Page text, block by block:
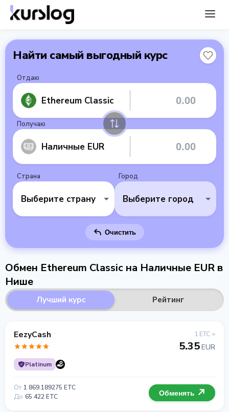
Найти самый выгодный курс
Отдаю
Ethereum Classic
Получаю
Наличные EUR
Страна
Выберите страну
Город
Выберите город
Очистить
Обмен Ethereum Classic на Наличные EUR в
Нише
Лучший курс Рейтинг
EezyCash
Platinum
1 ETC =
5.35EUR
От 1 869.189275 ETC
До 65 422 ETC Обменять